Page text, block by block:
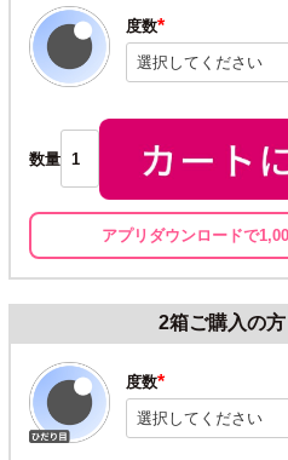
度数
(必
須)
数量
アプリダウンロードで
2箱ご購入の方
度数
(必
須)